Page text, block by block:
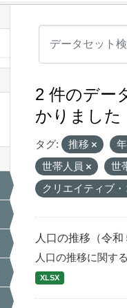
2 件のデー
かりました
タグ: 推移
世帯人員
世
クリエイティブ
人口の推移（令和
人口の推移に関す
XLSX